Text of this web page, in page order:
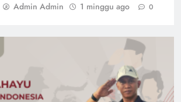
Admin Admin 1 minggu ago 0